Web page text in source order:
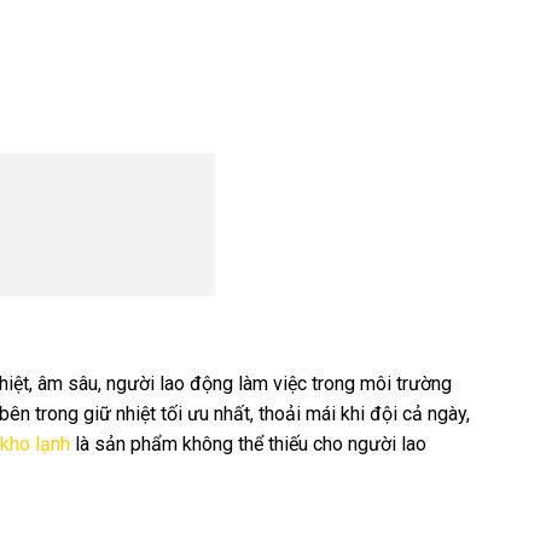
âm sâu, người lao động làm việc trong môi trường
trong giữ nhiệt tối ưu nhất, thoải mái khi đội cả ngày,
lạnh là sản phẩm không thể thiếu cho người lao